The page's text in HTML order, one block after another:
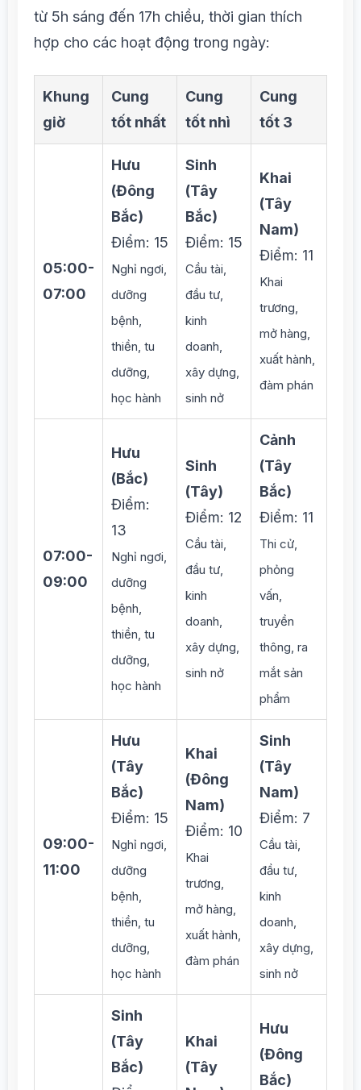
từ 5h sáng đến 17h chiều, thời gian thích
hợp cho các hoạt động trong ngày:
Khung
giờ
Cung
tốt nhất
Cung
tốt nhì
Cung
tốt 3
05:00-
07:00
Hưu
(Đông
Bắc)
Điểm: 15
Nghỉ ngơi,
dưỡng
bệnh,
thiền, tu
dưỡng,
học hành
Sinh
(Tây
Bắc)
Điểm: 15
Cầu tài,
đầu tư,
kinh
doanh,
xây dựng,
sinh nở
Khai
(Tây
Nam)
Điểm: 11
Khai
trương,
mở hàng,
xuất hành,
đàm phán
07:00-
09:00
Hưu
(Bắc)
Điểm:
13
Nghỉ ngơi,
dưỡng
bệnh,
thiền, tu
dưỡng,
học hành
Sinh
(Tây)
Điểm: 12
Cầu tài,
đầu tư,
kinh
doanh,
xây dựng,
sinh nở
Cảnh
(Tây
Bắc)
Điểm: 11
Thi cử,
phỏng
vấn,
truyền
thông, ra
mắt sản
phẩm
09:00-
11:00
Hưu
(Tây
Bắc)
Điểm: 15
Nghỉ ngơi,
dưỡng
bệnh,
thiền, tu
dưỡng,
học hành
Khai
(Đông
Nam)
Điểm: 10
Khai
trương,
mở hàng,
xuất hành,
đàm phán
Sinh
(Tây
Nam)
Điểm: 7
Cầu tài,
đầu tư,
kinh
doanh,
xây dựng,
sinh nở
Sinh
(Tây
Bắc)
Khai
(Tây
Hưu
(Đông
Bắc)